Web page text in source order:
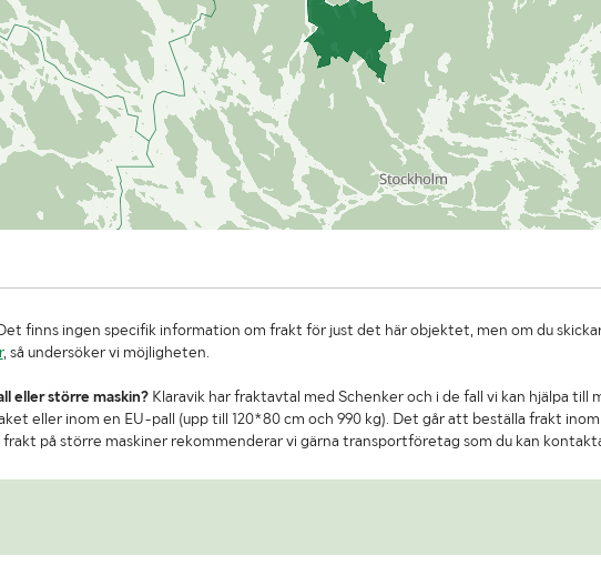
finns ingen specifik information om frakt för just det här objektet, men om du
, så undersöker vi möjligheten.
eller större maskin?Klaravik har fraktavtal med Schenker och i de fall vi kan hjälpa till
eller inom en EU-pall (upp till 120*80 cm och 990 kg). Det går att beställa frakt
på större maskiner rekommenderar vi gärna transportföretag som du kan